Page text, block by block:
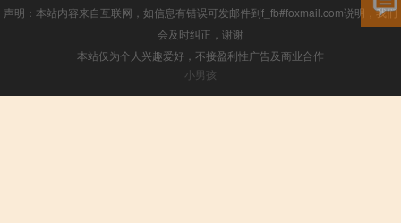
声明：本站内容来自互联网，如信息有错误可发邮件到f_fb#foxmail.com说明，我们
会及时纠正，谢谢
本站仅为个人兴趣爱好，不接盈利性广告及商业合作
小男孩